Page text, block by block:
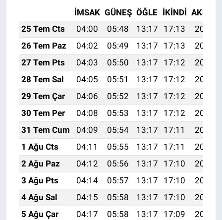
İMSAK GÜNEŞ ÖĞLE İKINDI AKŞAM
25 Tem Cts
04:00 05:48 13:17 17:13
20:36
26 Tem Paz
04:02 05:49 13:17 17:13
20:35
27 Tem Pts
04:03 05:50 13:17 17:12
20:34
28 Tem Sal
04:05 05:51 13:17 17:12
20:33
29 Tem Çar
04:06 05:52 13:17 17:12
20:32
30 Tem Per
04:08 05:53 13:17 17:12
20:31
31 Tem Cum
04:09 05:54 13:17 17:11
20:30
1 Ağu Cts
04:11 05:55 13:17 17:11
20:29
2 Ağu Paz
04:12 05:56 13:17 17:10
20:28
3 Ağu Pts
04:14 05:57 13:17 17:10
20:27
4 Ağu Sal
04:15 05:58 13:17 17:10
20:26
5 Ağu Çar
04:17 05:58 13:17 17:09
20:25